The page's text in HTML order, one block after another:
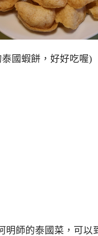
國蝦餅，好好吃喔)
明師的泰國菜，可以